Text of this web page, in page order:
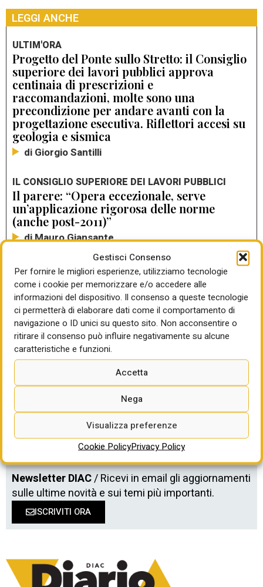
Gestisci Consenso
Per fornire le migliori esperienze, utilizziamo tecnologie
come i cookie per memorizzare e/o accedere alle
informazioni del dispositivo. Il consenso a queste tecnologie
ci permetterà di elaborare dati come il comportamento di
navigazione o ID unici su questo sito. Non acconsentire o
ritirare il consenso può influire negativamente su alcune
caratteristiche e funzioni.
Accetta
Nega
Visualizza preferenze
Cookie PolicyPrivacy Policy
LEGGI ANCHE
ULTIM'ORA
Progetto del Ponte sullo Stretto: il Consiglio
superiore dei lavori pubblici approva
centinaia di prescrizioni e
raccomandazioni, molte sono una
precondizione per andare avanti con la
progettazione esecutiva. Riflettori accesi su
geologia e sismica
di Giorgio Santilli
IL CONSIGLIO SUPERIORE DEI LAVORI PUBBLICI
Il parere: “Opera eccezionale, serve
un’applicazione rigorosa delle norme
(anche post-2011)”
di Mauro Giansante
L'AUTORE DEL SAGGIO PUBBLICATO DA MCGRAW-
HILL
De Carlo: “Non c’è solo la moltiplicazione
dei commissari straordinari, ma i loro
poteri in deroga ormai puntano più a
indebolire o sopprimere controlli che ad
accelerare le procedure. Il decreto Pnrr
conferma questa tendenza”
Newsletter DIAC/ Ricevi in email gli aggiornamenti
sulle ultime novità e sui temi più importanti.
ISCRIVITI ORA